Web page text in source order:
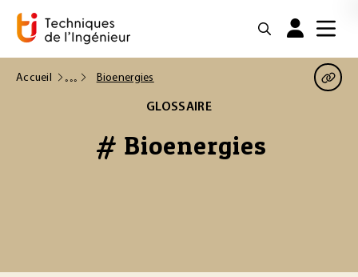
Accueil Bioenergies
GLOSSAIRE
# Bioenergies